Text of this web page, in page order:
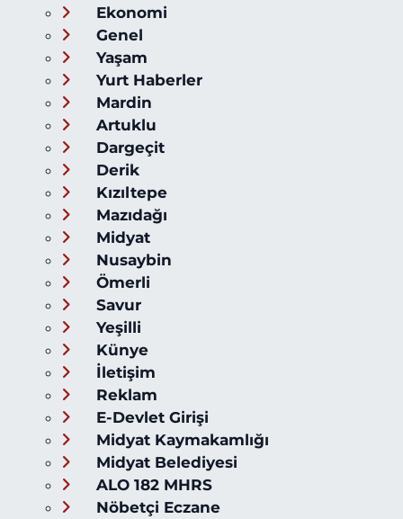
Ekonomi
Genel
Yaşam
Yurt Haberler
Mardin
Artuklu
Dargeçit
Derik
Kızıltepe
Mazıdağı
Midyat
Nusaybin
Ömerli
Savur
Yeşilli
Künye
İletişim
Reklam
E-Devlet Girişi
Midyat Kaymakamlığı
Midyat Belediyesi
ALO 182 MHRS
Nöbetçi Eczane